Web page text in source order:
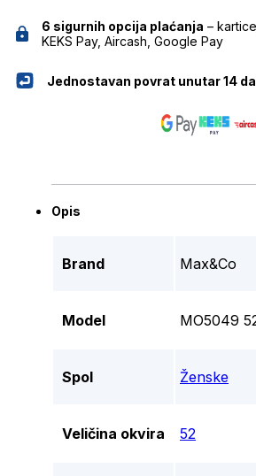
6 sigurnih opcija plaćanja –
KEKS Pay, Aircash, Google Pay
Jednostavan povrat unutar 14
Opis
Brand Max&Co
Model MO5049
Spol Ženske
Veličina okvira 52